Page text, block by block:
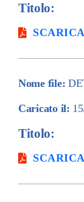
Titolo:
Nome file:
Caricato il:
Titolo: